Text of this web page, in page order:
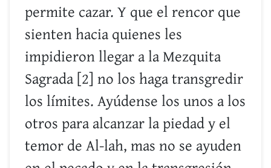
permite cazar. Y que el rencor que
sienten hacia quienes les
impidieron llegar a la Mezquita
Sagrada [2] no los haga transgredir
los límites. Ayúdense los unos a los
otros para alcanzar la piedad y el
temor de Al-lah, mas no se ayuden